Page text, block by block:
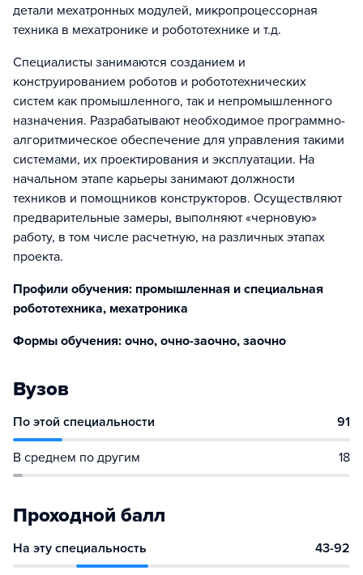
детали мехатронных модулей, микропроцессорная
техника в мехатронике и робототехнике и т.д.
Специалисты занимаются созданием и
конструированием роботов и робототехнических
систем как промышленного, так и непромышленного
назначения. Разрабатывают необходимое программно-
алгоритмическое обеспечение для управления такими
системами, их проектирования и эксплуатации. На
начальном этапе карьеры занимают должности
техников и помощников конструкторов. Осуществляют
предварительные замеры, выполняют «черновую»
работу, в том числе расчетную, на различных этапах
проекта.
Профили обучения: промышленная и специальная
робототехника, мехатроника
Формы обучения: очно, очно-заочно, заочно
Вузов
По этой специальности 91
В среднем по другим 18
Проходной балл
На эту специальность 43-92